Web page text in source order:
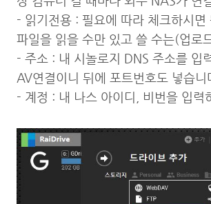
- 읽기전용 : 필요에 따라 체크하시면
파일을 읽을 수만 있고 쓸 수는(업로
- 주소 : 내 시놀로지 DNS 주소를 입
AV연결이니 뒤에 포트번호도 넣습니
- 계정 : 내 나스 아이디, 비번을 입력